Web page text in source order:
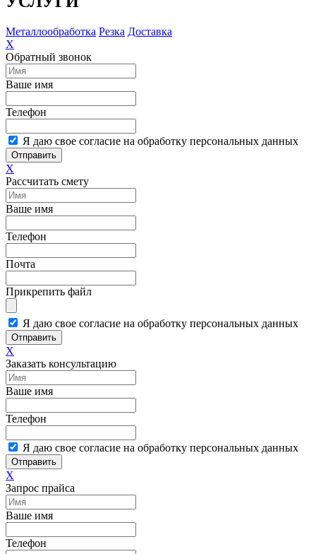
Металлообработка Резка Доставка
X
Обратный звонок
Ваше имя
Телефон
Я даю свое согласие на обработку персональных данных
Отправить
X
Рассчитать смету
Ваше имя
Телефон
Почта
Прикрепить файл
Я даю свое согласие на обработку персональных данных
Отправить
X
Заказать консультацию
Ваше имя
Телефон
Я даю свое согласие на обработку персональных данных
Отправить
X
Запрос прайса
Ваше имя
Телефон